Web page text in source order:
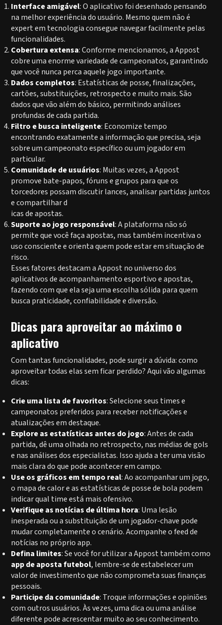
Interface amigável: O aplicativo foi desenhado pensando
na melhor experiência do usuário. Mesmo quem não é
expert em tecnologia consegue navegar facilmente pelas
funcionalidades.
Cobertura extensa: Conforme mencionamos, a Appost
cobre uma enorme variedade de campeonatos, garantindo
que você nunca perca aquele jogo importante.
Dados completos: Estatísticas de posse, finalizações,
cartões, substituições, retrospecto e muito mais. São
dados que vão além do básico, permitindo análises
profundas de cada partida.
Filtro e busca inteligente: Economize tempo
encontrando exatamente a informação que precisa, seja
sobre um campeonato específico ou um jogador em
particular.
Comunidade de usuários: Muitas vezes, a Appost
promove bate-papos, fóruns e grupos para que os
torcedores possam discutir lances, analisar partidas juntos
e compartilhar d
icas de apostas.
Suporte ao jogo responsável: A plataforma não só
permite que você faça apostas, mas também incentiva o
uso consciente e orienta quem pode estar em situação de
risco.
Esses fatores destacam a Appost no universo dos
aplicativos de acompanhamento esportivo e apostas,
fazendo com que ela seja uma escolha sólida para quem
busca praticidade, confiabilidade e diversão.
Dicas para aproveitar ao máximo o
aplicativo
Com tantas funcionalidades, pode surgir a dúvida: como
aproveitar todas elas sem ficar perdido? Aqui vão algumas
dicas:
Crie uma lista de favoritos: Selecione seus times e
campeonatos preferidos para receber notificações e
atualizações em destaque.
Explore as estatísticas antes do jogo: Antes de cada
partida, dê uma olhada no retrospecto, nas médias de gols
e nas análises dos especialistas. Isso ajuda a ter uma visão
mais clara do que pode acontecer em campo.
Use os gráficos em tempo real: Ao acompanhar um jogo,
o mapa de calor e as estatísticas de posse de bola podem
indicar qual time está mais ofensivo.
Verifique as notícias de última hora: Uma lesão
inesperada ou a substituição de um jogador-chave pode
mudar completamente o cenário. Acompanhe o feed de
notícias no próprio app.
Defina limites: Se você for utilizar a Appost também como
app de aposta futebol, lembre-se de estabelecer um
valor de investimento que não comprometa suas finanças
pessoais.
Participe da comunidade: Troque informações e opiniões
com outros usuários. Às vezes, uma dica ou uma análise
diferente pode acrescentar muito ao seu conhecimento.